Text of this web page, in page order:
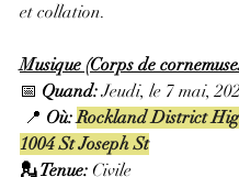
et collation.
Musique (Corps de
📅 Quand: Jeudi, le 7 mai,
📍 Où: Rockland District
1004 St Joseph St
💂 Tenue: Civile